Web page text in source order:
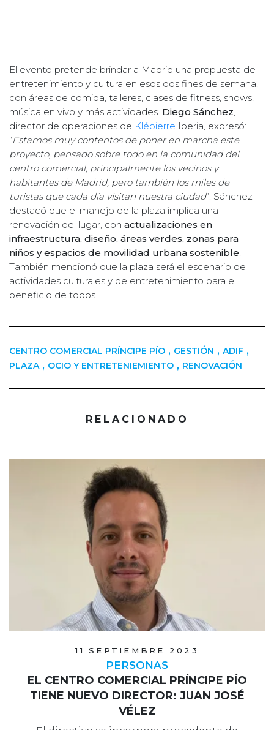
El evento pretende brindar a Madrid una propuesta de
entretenimiento y cultura en esos dos fines de semana,
con áreas de comida, talleres, clases de fitness, shows,
música en vivo y más actividades. Diego Sánchez
director de operaciones de Klépierre Iberia, expresó:
“Estamos muy contentos de poner en marcha este
proyecto, pensado sobre todo en la comunidad del
centro comercial, principalmente los vecinos y
habitantes de Madrid, pero también los miles de
turistas que cada día visitan nuestra ciudad”. Sánchez
destacó que el manejo de la plaza implica una
renovación del lugar, con actualizaciones en
infraestructura, diseño, áreas verdes, zonas para
niños y espacios de movilidad urbana sostenible
También mencionó que la plaza será el escenario de
actividades culturales y de entretenimiento para el
beneficio de todos.
CENTRO COMERCIAL PRÍNCIPE PÍO , GESTIÓN , ADIF ,
PLAZA , OCIO Y ENTRETENIEMIENTO , RENOVACIÓN
RELACIONADO
11 SEPTIEMBRE 2023
PERSONAS
EL CENTRO COMERCIAL PRÍNCIPE PÍO
TIENE NUEVO DIRECTOR: JUAN JOSÉ
VÉLEZ